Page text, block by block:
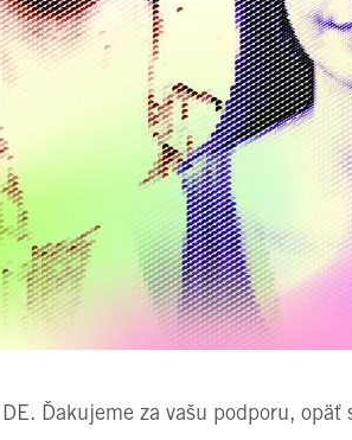
Ďakujeme za vašu podporu, opäť